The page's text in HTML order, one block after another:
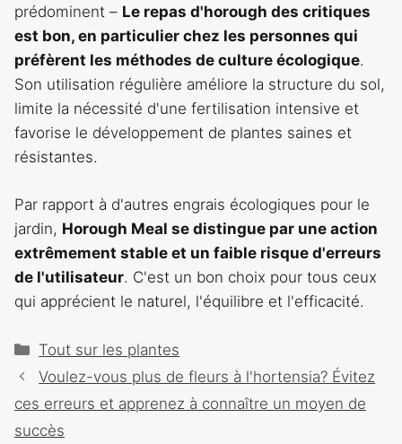
prédominent – Le repas d'horough des critiques
est bon, en particulier chez les personnes qui
préfèrent les méthodes de culture écologique.
Son utilisation régulière améliore la structure du sol,
limite la nécessité d'une fertilisation intensive et
favorise le développement de plantes saines et
résistantes.
Par rapport à d'autres engrais écologiques pour le
jardin, Horough Meal se distingue par une action
extrêmement stable et un faible risque d'erreurs
de l'utilisateur. C'est un bon choix pour tous ceux
qui apprécient le naturel, l'équilibre et l'efficacité.
Catégories
Tout sur les plantes
Navigation
des
Voulez-vous plus de fleurs à l'hortensia? Évitez
ces erreurs et apprenez à connaître un moyen de
succès